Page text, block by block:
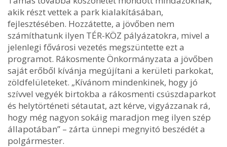
akik részt vettek a park kialakításában,
fejlesztésében. Hozzátette, a jövőben nem
számíthatunk ilyen TÉR-KÖZ pályázatokra, mivel a
jelenlegi fővárosi vezetés megszüntette ezt a
programot. Rákosmente Önkormányzata a jövőben
saját erőből kívánja megújítani a kerületi parkokat,
zöldfelületeket. „Kívánom mindenkinek, hogy jó
szívvel vegyék birtokba a rákosmenti csúszdaparkot
és helytörténeti sétautat, azt kérve, vigyázzanak rá,
hogy még nagyon sokáig maradjon meg ilyen szép
állapotában” – zárta ünnepi megnyitó beszédét a
polgármester.